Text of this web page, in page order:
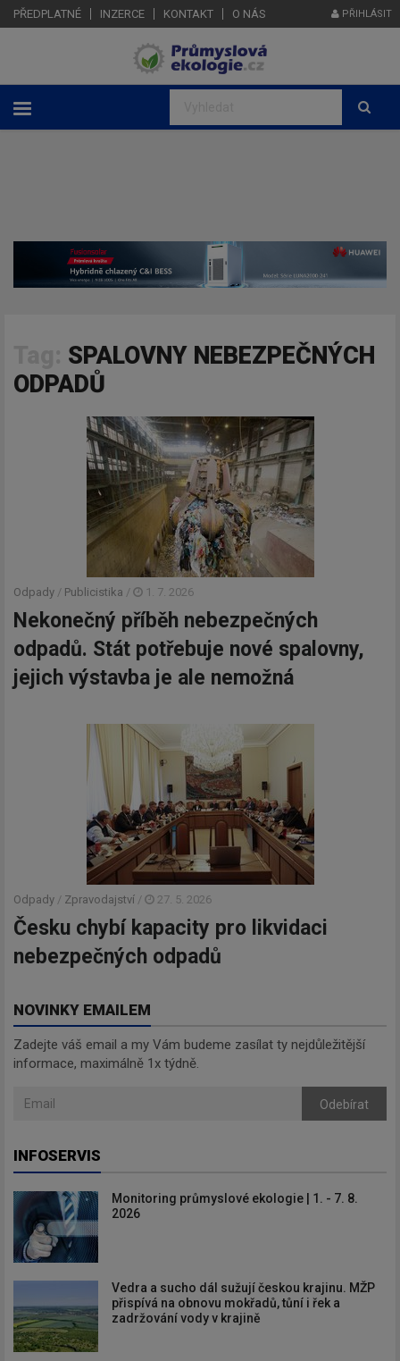
PŘEDPLATNÉ INZERCE KONTAKT O NÁS PŘIHLÁSIT
SPALOVNY NEBEZPEČNÝCH
ODPADŮ
Odpady / Publicistika / 1. 7. 2026
Nekonečný příběh nebezpečných
odpadů. Stát potřebuje nové spalovny,
jejich výstavba je ale nemožná
Odpady / Zpravodajství / 27. 5. 2026
Česku chybí kapacity pro likvidaci
nebezpečných odpadů
NOVINKY EMAILEM
Zadejte váš email a my Vám budeme zasílat ty nejdůležitější
informace, maximálně 1x týdně.
Odebírat
INFOSERVIS
Monitoring průmyslové ekologie | 1. - 7. 8.
2026
Vedra a sucho dál sužují českou krajinu. MŽP
přispívá na obnovu mokřadů, tůní i řek a
zadržování vody v krajině